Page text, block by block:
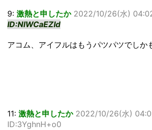
9: 激熱と申したか 2022/10/26(水)
ID:NlWCaEZId
アコム、アイフルはもうパツパツでしか
11: 激熱と申したか 2022/10/26(水)
ID:3YghnH+o0